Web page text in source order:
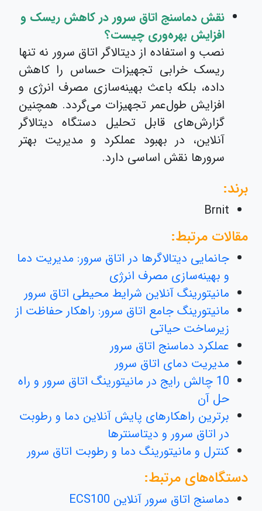
نقش دماسنج اتاق سرور در کاهش ریسک و
افزایش بهره‌وری چیست؟
نصب و استفاده از دیتالاگر اتاق سرور نه تنها
ریسک خرابی تجهیزات حساس را کاهش
داده، بلکه باعث بهینه‌سازی مصرف انرژی و
افزایش طول‌عمر تجهیزات می‌گردد. همچنین
گزارش‌های قابل تحلیل دستگاه دیتالاگر
آنلاین، در بهبود عملکرد و مدیریت بهتر
سرورها نقش اساسی دارد.
برند:
Brnit
مقالات مرتبط:
جانمایی دیتالاگرها در اتاق سرور: مدیریت دما
و بهینه‌سازی مصرف انرژی
مانیتورینگ آنلاین شرایط محیطی اتاق سرور
مانیتورینگ جامع اتاق سرور: راهکار حفاظت از
زیرساخت حیاتی
عملکرد دماسنج اتاق سرور
مدیریت دمای اتاق سرور
10 چالش رایج در مانیتورینگ اتاق سرور و راه
حل آن
برترین راهکارهای پایش آنلاین دما و رطوبت
در اتاق سرور و دیتاسنترها
کنترل و مانیتورینگ دما و رطوبت اتاق سرور
دستگاه‌های مرتبط:
دماسنج اتاق سرور آنلاین ECS100